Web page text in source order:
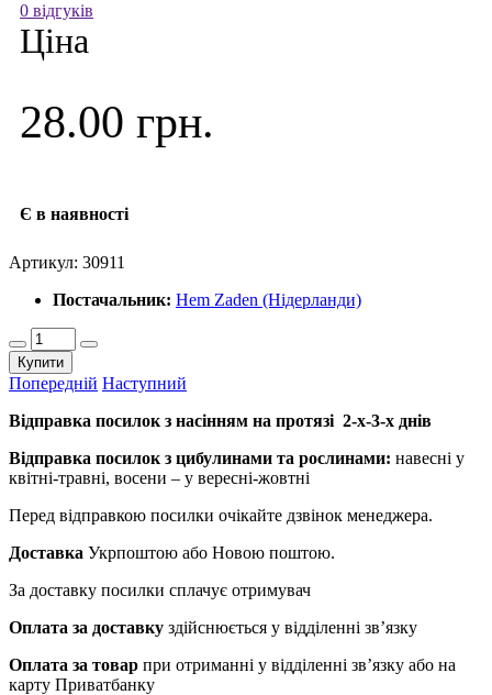
0 відгуків
Ціна
28.00 грн.
Є в наявності
Артикул: 30911
Постачальник: Hem Zaden (Нідерланди)
Купити
Попередній Наступний
Відправка посилок з насінням на протязі 2-х-3-х днів
Відправка посилок з цибулинами та рослинами: навесні у
квітні-травні, восени – у вересні-жовтні
Перед відправкою посилки очікайте дзвінок менеджера.
Доставка Укрпоштою або Новою поштою.
За доставку посилки сплачує отримувач
Оплата за доставку здійснюється у відділенні зв’язку
Оплата за товар при отриманні у відділенні зв’язку або на
карту Приватбанку